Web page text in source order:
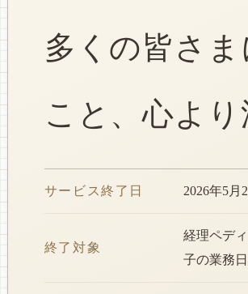
多くの皆さ
こと、心よ
サービス終了日 2026年5月
終了対象
経理ペデ
子の業務